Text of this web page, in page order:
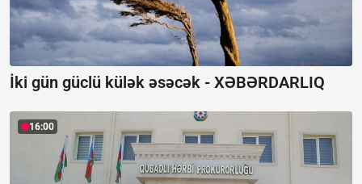
İki gün güclü külək əsəcək - XƏBƏRDARLIQ
16:00